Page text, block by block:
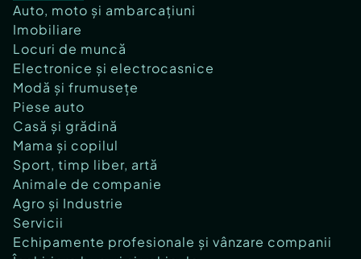
Auto, moto și ambarcațiuni
Imobiliare
Locuri de muncă
Electronice și electrocasnice
Modă și frumusețe
Piese auto
Casă și grădină
Mama și copilul
Sport, timp liber, artă
Animale de companie
Agro și Industrie
Servicii
Echipamente profesionale și vânzare companii